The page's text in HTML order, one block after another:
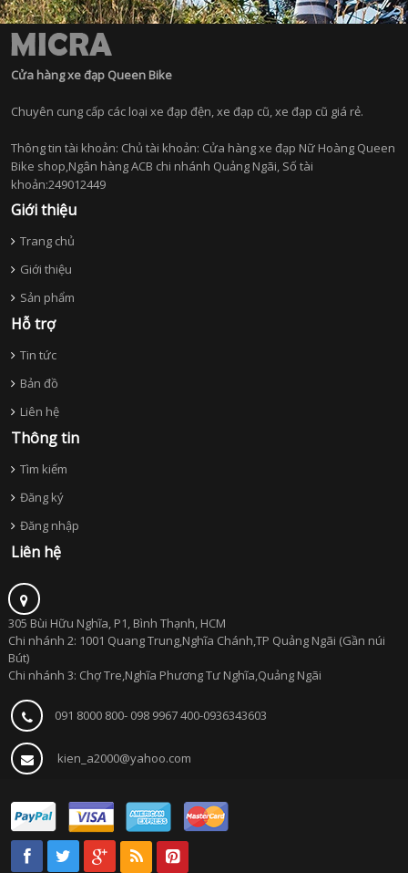
Cửa hàng xe đạp Queen Bike
Chuyên cung cấp các loại xe đạp đện, xe đạp cũ, xe đạp cũ giá rẻ.
Thông tin tài khoản: Chủ tài khoản: Cửa hàng xe đạp Nữ Hoàng Queen
Bike shop,Ngân hàng ACB chi nhánh Quảng Ngãi, Số tài
khoản:249012449
Giới thiệu
Trang chủ
Giới thiệu
Sản phẩm
Hỗ trợ
Tin tức
Bản đồ
Liên hệ
Thông tin
Tìm kiếm
Đăng ký
Đăng nhập
Liên hệ
305 Bùi Hữu Nghĩa, P1, Bình Thạnh, HCM
Chi nhánh 2: 1001 Quang Trung,Nghĩa Chánh,TP Quảng Ngãi (Gần núi
Bút)
Chi nhánh 3: Chợ Tre,Nghĩa Phương Tư Nghĩa,Quảng Ngãi
091 8000 800- 098 9967 400-0936343603
kien_a2000@yahoo.com